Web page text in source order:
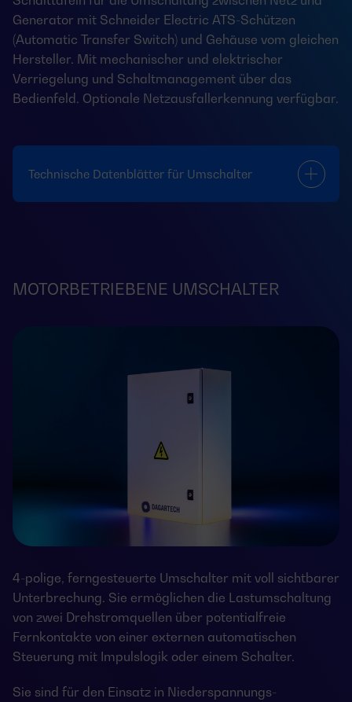
Generator mit Schneider Electric ATS-Schützen
(Automatic Transfer Switch) und Gehäuse vom gleichen
Hersteller. Mit mechanischer und elektrischer
Verriegelung und Schaltmanagement über das
Bedienfeld. Optionale Netzausfallerkennung verfügbar.
Technische Datenblätter für Umschalter
MOTORBETRIEBENE UMSCHALTER
4-polige, ferngesteuerte Umschalter mit voll sichtbarer
Unterbrechung. Sie ermöglichen die Lastumschaltung
von zwei Drehstromquellen über potentialfreie
Fernkontakte von einer externen automatischen
Steuerung mit Impulslogik oder einem Schalter.
Sie sind für den Einsatz in Niederspannungs-